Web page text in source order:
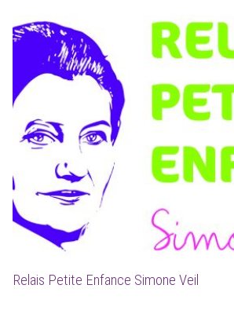
Relais Petite Enfance Simone Veil